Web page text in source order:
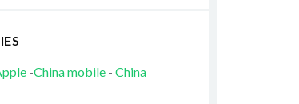
-China mobile- China